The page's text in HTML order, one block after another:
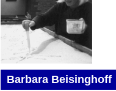
Barbara Beisinghoff